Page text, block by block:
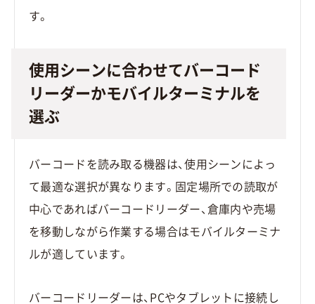
す。
使用シーンに合わせてバーコード
リーダーかモバイルターミナルを
選ぶ
バーコードを読み取る機器は、使用シーンによっ
て最適な選択が異なります。固定場所での読取が
中心であればバーコードリーダー、倉庫内や売場
を移動しながら作業する場合はモバイルターミナ
ルが適しています。
バーコードリーダーは、PCやタブレットに接続し